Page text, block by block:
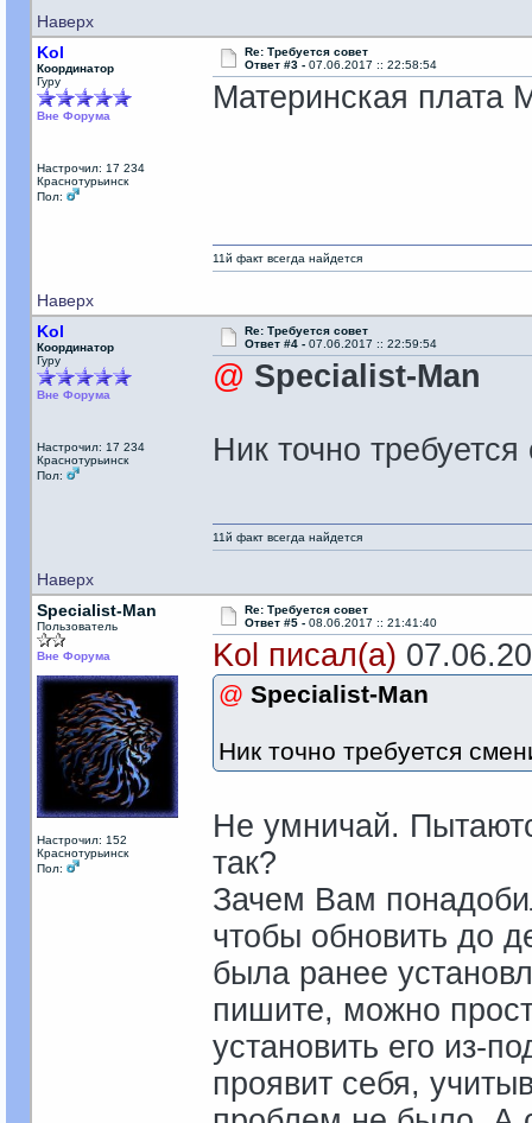
Наверх
Kol
Координатор
Гуру
Вне Форума
Настрочил: 17 234
Краснотурьинск
Пол:
Re: Требуется совет
Ответ #3 - 07.06.2017 :: 22:58:54
Материнская плата
Наверх
11й факт всегда найдется
Kol
Координатор
Гуру
Вне Форума
Настрочил: 17 234
Краснотурьинск
Пол:
Re: Требуется совет
Ответ #4 - 07.06.2017 :: 22:59:54
@ Specialist-Man
Ник точно
Наверх
11й факт всегда найдется
Specialist-Man
Пользователь
Вне Форума
Настрочил: 152
Краснотурьинск
Пол:
Re: Требуется совет
Ответ #5 - 08.06.2017 :: 21:41:40
Kol писал(а)
@ Specialist-Man
Ник точно требуется
Не умничай.
так?
Зачем Вам
чтобы обновить до
была ранее
пишите, можно
установить его из-
проявит себя,